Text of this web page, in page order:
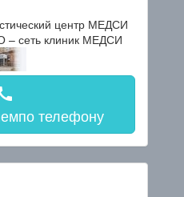
центр МЕДСИ
– сеть клиник МЕДСИ
по телефону